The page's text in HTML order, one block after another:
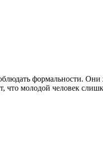
формальности. Они
что молодой человек